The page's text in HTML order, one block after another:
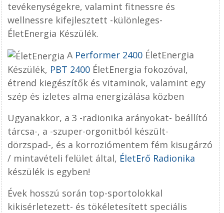
tevékenységekre, valamint fitnessre és
wellnessre kifejlesztett -különleges-
ÉletEnergia Készülék.
A Performer 2400 ÉletEnergia
Készülék, PBT 2400 ÉletEnergia fokozóval,
étrend kiegészítők és vitaminok, valamint egy
szép és izletes alma energizálása közben
Ugyanakkor, a 3 -radionika arányokat- beállító
tárcsa-, a -szuper-orgonitból készült-
dörzspad-, és a korroziómentem fém kisugárzó
/ mintavételi felület által, ÉletErő Radionika
készülék is egyben!
Évek hosszú során top-sportolokkal
kikisérletezett- és tökéletesített speciális